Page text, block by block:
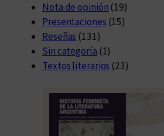
Nota de opinión (19)
Presentaciones (15)
Reseñas (131)
Sin categoría (1)
Textos literarios (23)